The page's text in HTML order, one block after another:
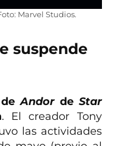
Marvel Studios.
suspende
deAndordeStar
. El creador Tony
las actividades